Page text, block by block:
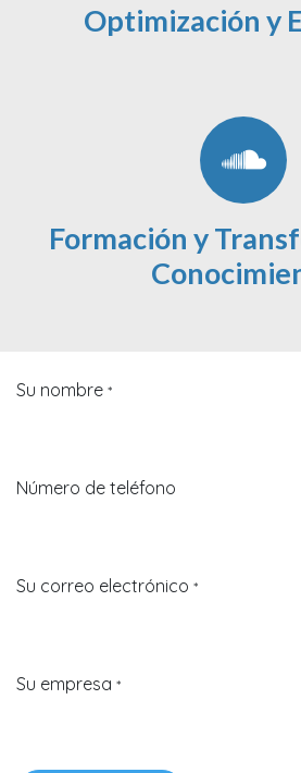
Optimización y
Formación y
Su nombre *
Número de teléfono
Su correo electrónico *
Su empresa *